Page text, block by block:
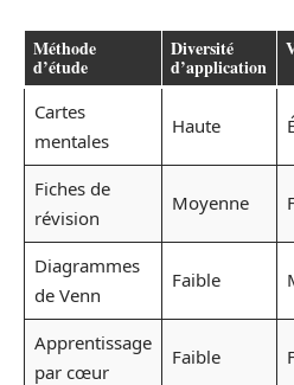
Méthode
d’étude
Diversité
d’application
Cartes
mentales
Haute
Fiches de
révision
Moyenne
Diagrammes
de Venn
Faible
Apprentissage
par cœur
Faible